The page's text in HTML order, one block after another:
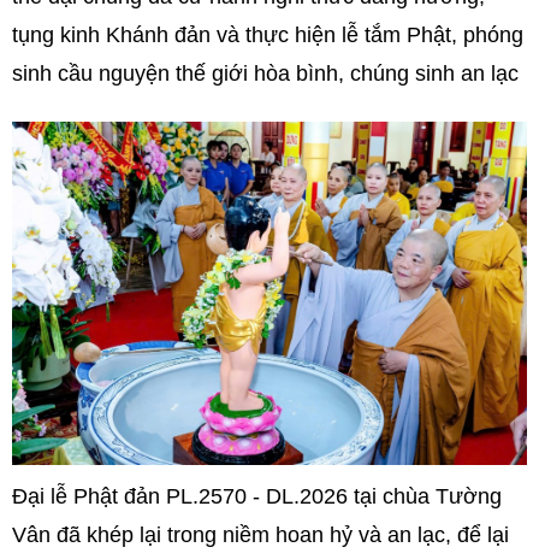
tụng kinh Khánh đản và thực hiện lễ tắm Phật, phóng
sinh cầu nguyện thế giới hòa bình, chúng sinh an lạc
Đại lễ Phật đản PL.2570 - DL.2026 tại chùa Tường
Vân đã khép lại trong niềm hoan hỷ và an lạc, để lại